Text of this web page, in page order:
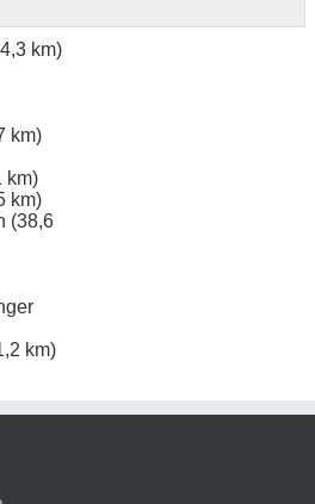
km)
km)
km)
km)
(38,6
km)